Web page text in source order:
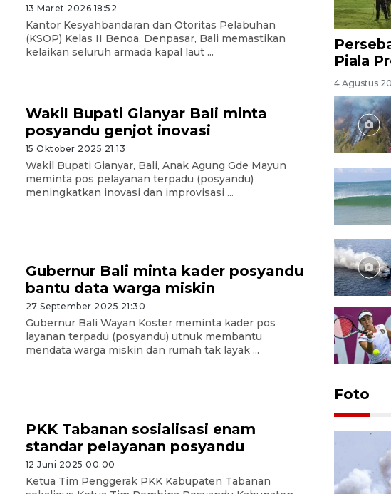
13 Maret 2026 18:52
Kantor Kesyahbandaran dan Otoritas Pelabuhan
(KSOP) Kelas II Benoa, Denpasar, Bali memastikan
kelaikan seluruh armada kapal laut ...
Wakil Bupati Gianyar Bali minta
posyandu genjot inovasi
15 Oktober 2025 21:13
Wakil Bupati Gianyar, Bali, Anak Agung Gde Mayun
meminta pos pelayanan terpadu (posyandu)
meningkatkan inovasi dan improvisasi ...
Gubernur Bali minta kader posyandu
bantu data warga miskin
27 September 2025 21:30
Gubernur Bali Wayan Koster meminta kader pos
layanan terpadu (posyandu) utnuk membantu
mendata warga miskin dan rumah tak layak ...
PKK Tabanan sosialisasi enam
standar pelayanan posyandu
12 Juni 2025 00:00
Ketua Tim Penggerak PKK Kabupaten Tabanan
Piala
4 Agustus
Foto